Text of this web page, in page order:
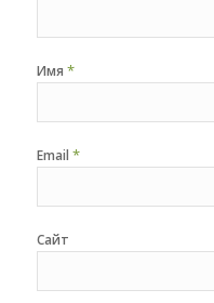
Имя *
Email *
Сайт